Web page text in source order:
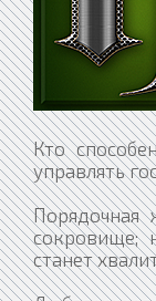
Кто
управлять
сокровище;
станет